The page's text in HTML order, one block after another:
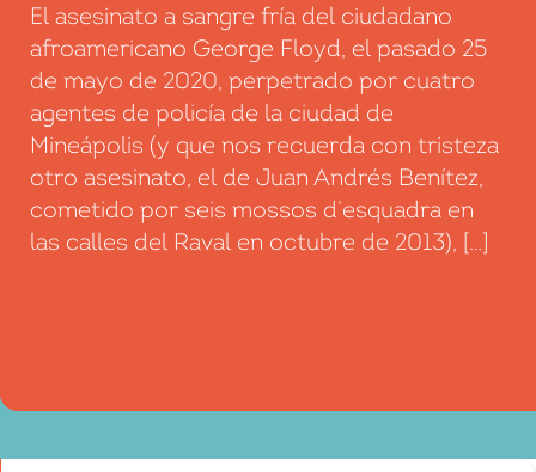
El asesinato a sangre fría del ciudadano
afroamericano George Floyd, el pasado 25
de mayo de 2020, perpetrado por cuatro
agentes de policía de la ciudad de
Mineápolis (y que nos recuerda con tristeza
otro asesinato, el de Juan Andrés Benítez,
cometido por seis mossos d’esquadra en
las calles del Raval en octubre de 2013), […]